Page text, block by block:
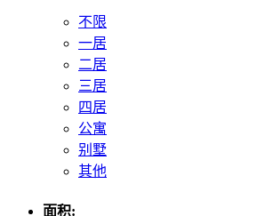
不限
一居
二居
三居
四居
公寓
别墅
其他
面积: